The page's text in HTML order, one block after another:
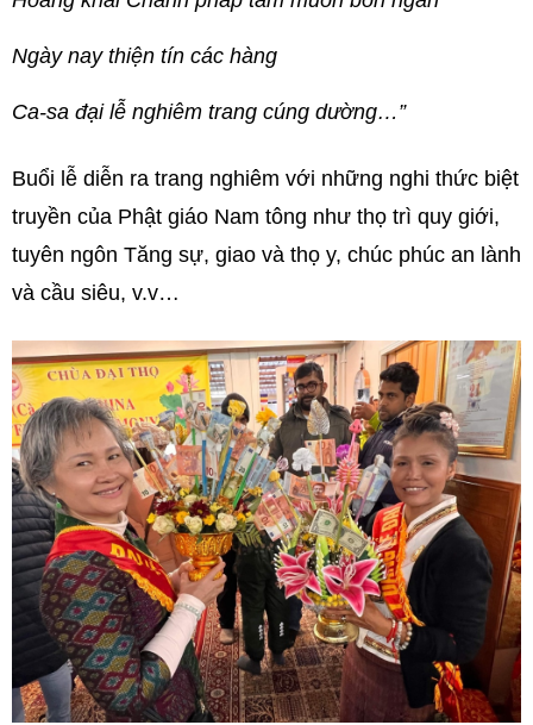
Ngày nay thiện tín các hàng
Ca-sa đại lễ nghiêm trang cúng dường…”
Buổi lễ diễn ra trang nghiêm với những nghi thức biệt
truyền của Phật giáo Nam tông như thọ trì quy giới,
tuyên ngôn Tăng sự, giao và thọ y, chúc phúc an lành
và cầu siêu, v.v…